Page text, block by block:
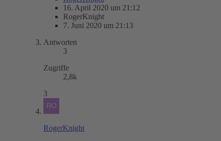
16. April 2020 um 21:12
RogerKnight
7. Juni 2020 um 21:13
Antworten
3
Zugriffe
2,8k
3
RogerKnight